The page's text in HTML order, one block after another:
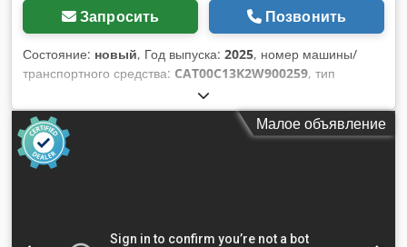
Запросить Позвонить
Состояние: новый, Год выпуска: 2025, номер машины/
транспортного средства: CAT00C13K2W900259, тип
, производитель двигателей:
C13, Назначение: строительство Собственный вес: 4.667 кг
Мощность генератора: 400 кВА Размеры грузового отсека:
493 x 162 x 222 см Сертификация CE: да Объем водяного
бака: 800 л Страна производства: CN Свяжитесь с
Малое объявление